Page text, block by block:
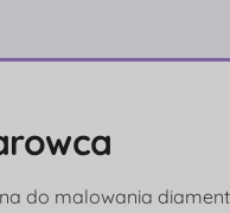
do malowania